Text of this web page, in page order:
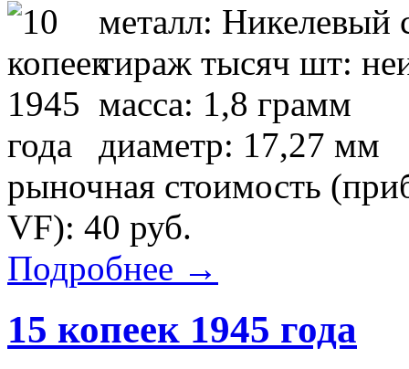
металл: Никелевый
тираж тысяч шт:
масса: 1,8 грамм
диаметр: 17,27 мм
рыночная стоимость
VF): 40 руб.
Подробнее →
15 копеек 1945 года